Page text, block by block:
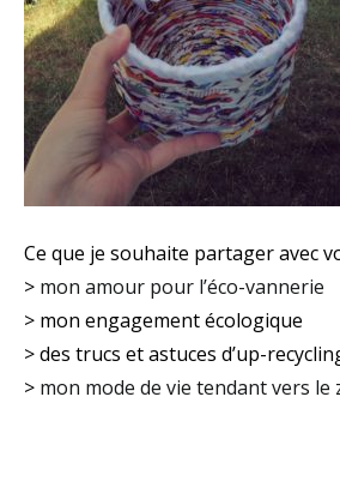
Ce que je souhaite partager avec
> mon amour pour l’éco-vannerie
> mon engagement écologique
> des trucs et astuces d’up-
> mon mode de vie tendant vers le